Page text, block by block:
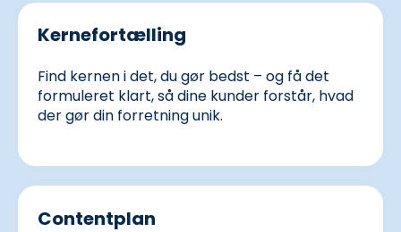
Kernefortælling
Find kernen i det, du gør bedst – og få det
formuleret klart, så dine kunder forstår, hvad
der gør din forretning unik.
Contentplan